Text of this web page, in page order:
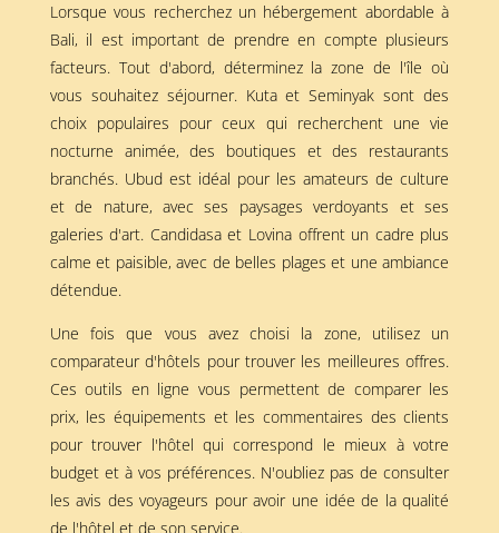
Lorsque vous recherchez un hébergement abordable à
Bali, il est important de prendre en compte plusieurs
facteurs. Tout d'abord, déterminez la zone de l'île où
vous souhaitez séjourner. Kuta et Seminyak sont des
choix populaires pour ceux qui recherchent une vie
nocturne animée, des boutiques et des restaurants
branchés. Ubud est idéal pour les amateurs de culture
et de nature, avec ses paysages verdoyants et ses
galeries d'art. Candidasa et Lovina offrent un cadre plus
calme et paisible, avec de belles plages et une ambiance
détendue.
Une fois que vous avez choisi la zone, utilisez un
comparateur d'hôtels pour trouver les meilleures offres.
Ces outils en ligne vous permettent de comparer les
prix, les équipements et les commentaires des clients
pour trouver l'hôtel qui correspond le mieux à votre
budget et à vos préférences. N'oubliez pas de consulter
les avis des voyageurs pour avoir une idée de la qualité
de l'hôtel et de son service.